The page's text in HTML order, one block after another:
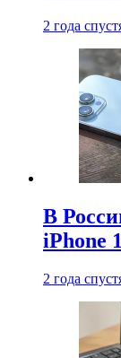
2 года
В
iPhone
2 года